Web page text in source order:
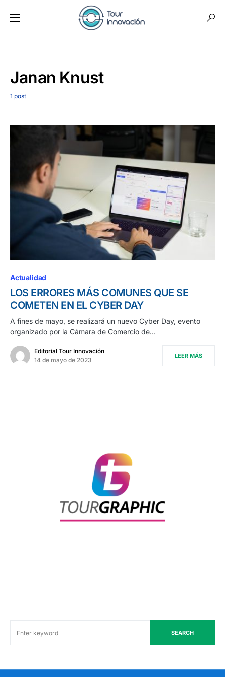
Janan Knust
1 post
Actualidad
LOS ERRORES MÁS COMUNES QUE SE
COMETEN EN EL CYBER DAY
A fines de mayo, se realizará un nuevo Cyber Day, evento
organizado por la Cámara de Comercio de…
Editorial Tour Innovación
14 de mayo de 2023
LEER MÁS
SEARCH